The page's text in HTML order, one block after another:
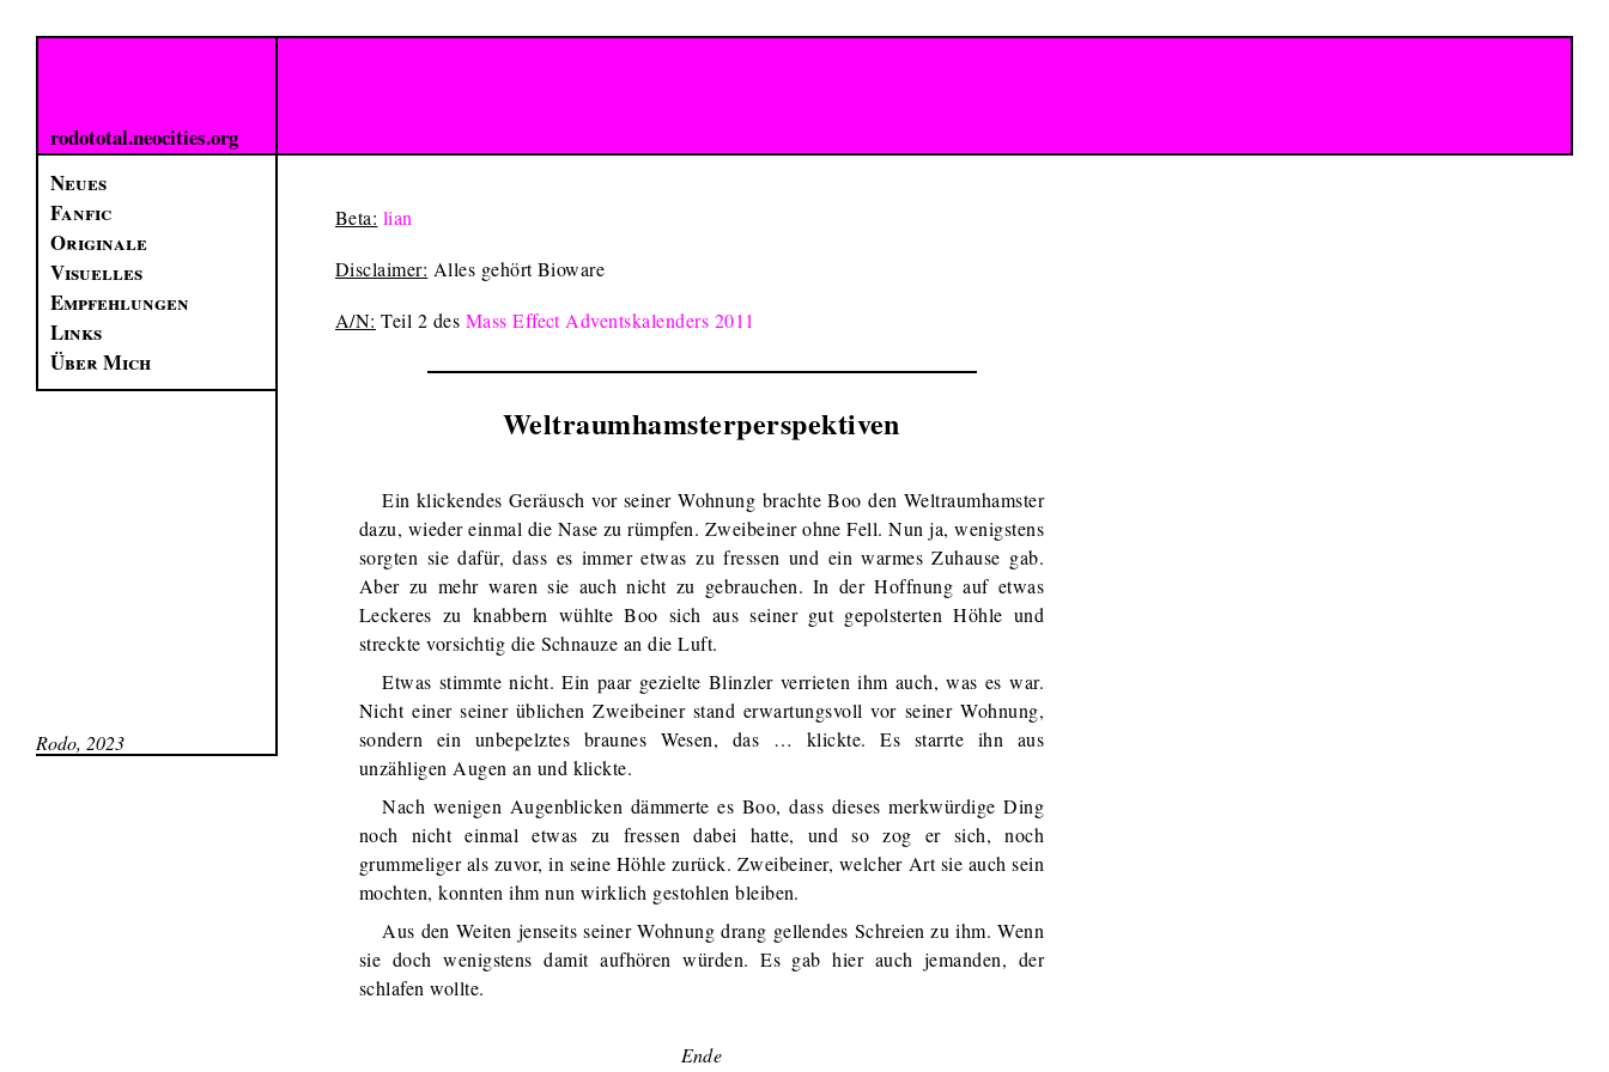
rodototal.neocities.org
Rodo, 2023
Neues
Fanfic
Originale
Visuelles
Empfehlungen
Links
Über Mich
Beta: lian
Disclaimer: Alles gehört Bioware
A/N: Teil 2 des Mass Effect Adventskalenders 2011
Weltraumhamsterperspektiven
Ein klickendes Geräusch vor seiner Wohnung brachte Boo den Weltraumhamster
dazu, wieder einmal die Nase zu rümpfen. Zweibeiner ohne Fell. Nun ja, wenigstens
sorgten sie dafür, dass es immer etwas zu fressen und ein warmes Zuhause gab.
Aber zu mehr waren sie auch nicht zu gebrauchen. In der Hoffnung auf etwas
Leckeres zu knabbern wühlte Boo sich aus seiner gut gepolsterten Höhle und
streckte vorsichtig die Schnauze an die Luft.
Etwas stimmte nicht. Ein paar gezielte Blinzler verrieten ihm auch, was es war.
Nicht einer seiner üblichen Zweibeiner stand erwartungsvoll vor seiner Wohnung,
sondern ein unbepelztes braunes Wesen, das … klickte. Es starrte ihn aus
unzähligen Augen an und klickte.
Nach wenigen Augenblicken dämmerte es Boo, dass dieses merkwürdige Ding
noch nicht einmal etwas zu fressen dabei hatte, und so zog er sich, noch
grummeliger als zuvor, in seine Höhle zurück. Zweibeiner, welcher Art sie auch sein
mochten, konnten ihm nun wirklich gestohlen bleiben.
Aus den Weiten jenseits seiner Wohnung drang gellendes Schreien zu ihm. Wenn
sie doch wenigstens damit aufhören würden. Es gab hier auch jemanden, der
schlafen wollte.
Ende